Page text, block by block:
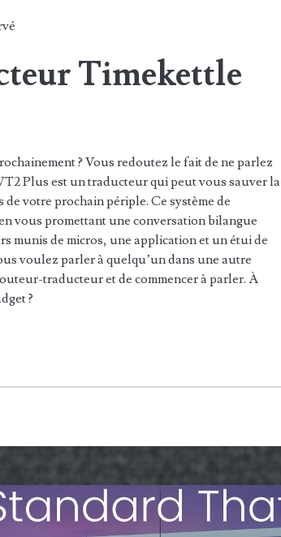
Timekettle
? Vous redoutez le fait de ne parlez
Plus est un traducteur qui peut vous sauver la
de votre prochain périple. Ce système de
vous promettant une conversation bilangue
munis de micros, une application et un étui de
voulez parler à quelqu’un dans une autre
traducteur et de commencer à parler. À
?